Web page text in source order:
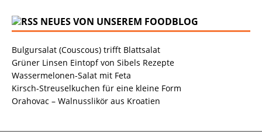
NEUES VON UNSEREM FOODBLOG
Bulgursalat (Couscous) trifft Blattsalat
Grüner Linsen Eintopf von Sibels Rezepte
Wassermelonen-Salat mit Feta
Kirsch-Streuselkuchen für eine kleine Form
Orahovac – Walnusslikör aus Kroatien